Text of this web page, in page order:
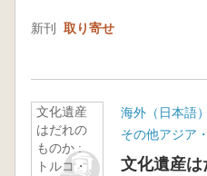
新刊 取り寄せ
文化遺産
はだれの
ものか :
トルコ・
海外（日本語）
その他アジア
文化遺産